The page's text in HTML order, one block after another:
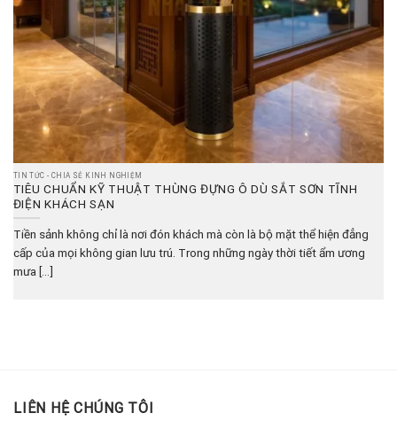
TIN TỨC - CHIA SẺ KINH NGHIỆM
TIÊU CHUẨN KỸ THUẬT THÙNG ĐỰNG Ô DÙ SẮT SƠN TĨNH
ĐIỆN KHÁCH SẠN
Tiền sảnh không chỉ là nơi đón khách mà còn là bộ mặt thể hiện đẳng
cấp của mọi không gian lưu trú. Trong những ngày thời tiết ẩm ương
mưa [...]
LIÊN HỆ CHÚNG TÔI